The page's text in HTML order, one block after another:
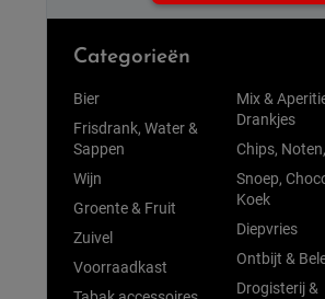
Categorieën
Bier
Frisdrank, Water &
Sappen
Wijn
Groente & Fruit
Zuivel
Voorraadkast
Mix &
Drankjes
Chips,
Snoep,
Koek
Diepvries
Ontbijt &
Drogisterij &